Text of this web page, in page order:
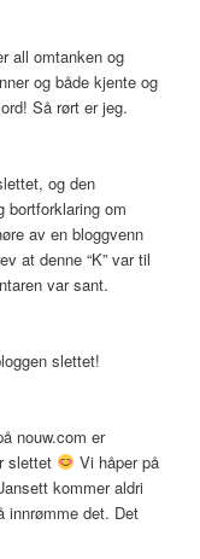
all omtanken og
og både kjente og
Så rørt er jeg.
og den
bortforklaring om
av en bloggvenn
at denne “K” var til
var sant.
slettet!
nouw.com er
slettet
Vi håper på
kommer aldri
innrømme det. Det